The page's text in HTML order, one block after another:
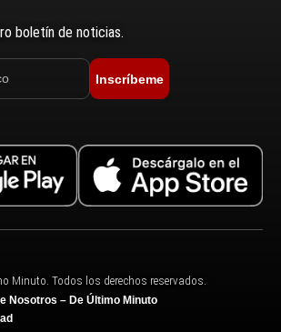
boletín de noticias.
Inscríbeme
Minuto. Todos los derechos reservados.
Nosotros – De Último Minuto